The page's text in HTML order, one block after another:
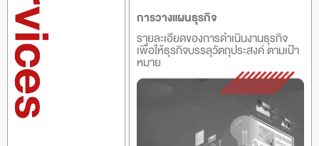
การวางแผนธุรกิจ
รายละเอียดของการดำเนินงานธุรกิจ
เพื่อให้ธุรกิจบรรลุวัตถุประสงค์ ตามเป้า
หมาย